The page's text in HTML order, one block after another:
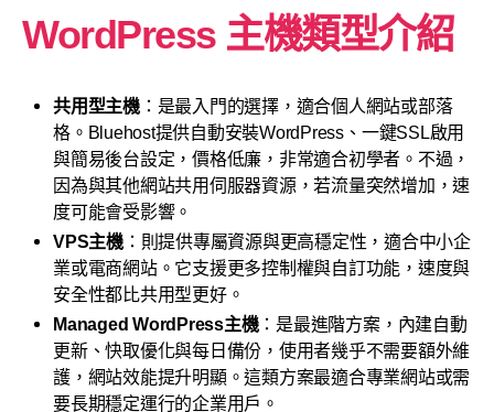
WordPress 主機類型介紹
共用型主機：是最入門的選擇，適合個人網站或部落
格。Bluehost提供自動安裝WordPress、一鍵SSL啟用
與簡易後台設定，價格低廉，非常適合初學者。不過，
因為與其他網站共用伺服器資源，若流量突然增加，速
度可能會受影響。
VPS主機：則提供專屬資源與更高穩定性，適合中小企
業或電商網站。它支援更多控制權與自訂功能，速度與
安全性都比共用型更好。
Managed WordPress主機：是最進階方案，內建自動
更新、快取優化與每日備份，使用者幾乎不需要額外維
護，網站效能提升明顯。這類方案最適合專業網站或需
要長期穩定運行的企業用戶。